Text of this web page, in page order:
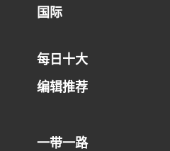
国际
每日十大
编辑推荐
一带一路